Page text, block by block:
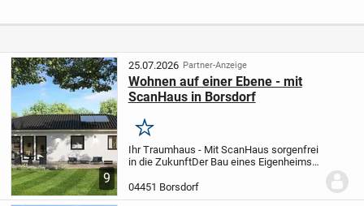
von Grimma
9
25.07.2026 Partner-Anzeige
Wohnen auf einer Ebene - mit
ScanHaus in Borsdorf
Merken
Ihr Traumhaus - Mit ScanHaus sorgenfrei
in die ZukunftDer Bau eines Eigenheims
im Leben. Doch wir wissen: So groß die
Vorfreude ist, so viele Fragen und...
04451 Borsdorf